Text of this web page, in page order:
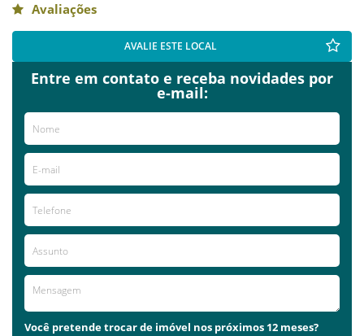
Avaliações
AVALIE ESTE LOCAL
Entre em contato e receba novidades por
e-mail:
Você pretende trocar de imóvel nos próximos 12 meses?